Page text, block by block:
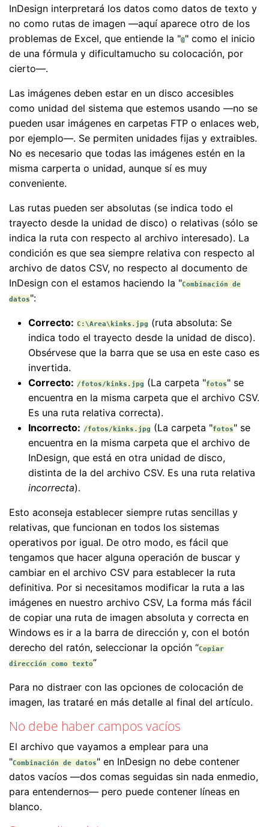
InDesign interpretará los datos como datos de texto y
no como rutas de imagen —aquí aparece otro de los
problemas de Excel, que entiende la "@" como el inicio
de una fórmula y dificultamucho su colocación, por
cierto—.
Las imágenes deben estar en un disco accesibles
como unidad del sistema que estemos usando —no se
pueden usar imágenes en carpetas FTP o enlaces web,
por ejemplo—. Se permiten unidades fijas y extraibles.
No es necesario que todas las imágenes estén en la
misma carperta o unidad, aunque sí es muy
conveniente.
Las rutas pueden ser absolutas (se indica todo el
trayecto desde la unidad de disco) o relativas (sólo se
indica la ruta con respecto al archivo interesado). La
condición es que sea siempre relativa con respecto al
archivo de datos CSV, no respecto al documento de
InDesign con el estamos haciendo la "Combinación de
datos":
Correcto: C:\Area\kinks.jpg (ruta absoluta: Se
indica todo el trayecto desde la unidad de disco).
Obsérvese que la barra que se usa en este caso es
invertida.
Correcto: /fotos/kinks.jpg (La carpeta "fotos" se
encuentra en la misma carpeta que el archivo CSV.
Es una ruta relativa correcta).
Incorrecto: /fotos/kinks.jpg (La carpeta "fotos" se
encuentra en la misma carpeta que el archivo de
InDesign, que está en otra unidad de disco,
distinta de la del archivo CSV. Es una ruta relativa
incorrecta).
Esto aconseja establecer siempre rutas sencillas y
relativas, que funcionan en todos los sistemas
operativos por igual. De otro modo, es fácil que
tengamos que hacer alguna operación de buscar y
cambiar en el archivo CSV para establecer la ruta
definitiva. Por si necesitamos modificar la ruta a las
imágenes en nuestro archivo CSV, La forma más fácil
de copiar una ruta de imagen absoluta y correcta en
Windows es ir a la barra de dirección y, con el botón
derecho del ratón, seleccionar la opción “Copiar
dirección como texto”
Para no distraer con las opciones de colocación de
imagen, las trataré en más detalle al final del artículo.
No debe haber campos vacíos
El archivo que vayamos a emplear para una
"Combinación de datos" en InDesign no debe contener
datos vacíos —dos comas seguidas sin nada enmedio,
para entendernos— pero puede contener líneas en
blanco.